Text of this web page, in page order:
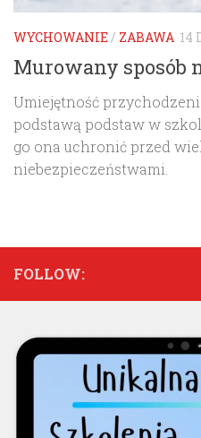
WYCHOWANIE/ ZABAWA 14
Murowany sposób
Umiejętność
podstawą podstaw w
go ona uchronić przed
niebezpieczeństwami.
FOLLOW: